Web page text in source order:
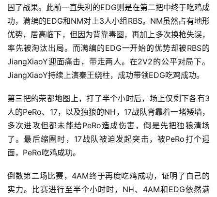
第
十
三
届
金
茶
奖
7
月
3
0
日
固了战果。此前一直失利的EDG则是在第二把中终于吃鸡成
功，满编的EDG和NM对上3人小组RBS。NM虽然占有地形
优势，居高临下，但因为背靠毒圈，再加上多次换枪失误，
率先被淘汰出局。而满编的EDG一开始的优势却被RBS的
JiangXiaoY迎面痛击，带走两人。在2V2的公平对局下。
JiangXiaoY持续上演秦王绕柱，成功带领EDG吃鸡成功。
第三把的荣都地图上，打了半个小时后，场上仅剩下各有3
人的PeRo、17，以及独狼的NH，17战队背靠着一堵矮墙，
多次进攻但都未能给PeRo造成伤害，倒是先把独狼清场
了。最后缩圈时，17战队被迫发起突击，被PeRo打个迎
面，PeRo吃鸡成功。
倒数第二场比赛，4AM终于再度吃鸡成功，证明了自己的
实力。比赛进行至半个小时时，NH、4AM和EDG依然满